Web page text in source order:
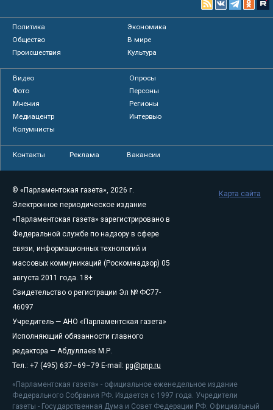
Политика
Экономика
Общество
В мире
Происшествия
Культура
Видео
Опросы
Фото
Персоны
Мнения
Регионы
Медиацентр
Интервью
Колумнисты
Контакты Реклама Вакансии
© «Парламентская газета», 2026 г.
Электронное периодическое издание
«Парламентская газета» зарегистрировано в
Федеральной службе по надзору в сфере
связи, информационных технологий и
массовых коммуникаций (Роскомнадзор) 05
августа 2011 года. 18+
Свидетельство о регистрации Эл № ФС77-
46097
Учредитель — АНО «Парламентская газета»
Исполняющий обязанности главного
редактора — Абдуллаев М.Р.
Тел.: +7 (495) 637–69–79 E-mail: pg@pnp.ru
«Парламентская газета» - официальное еженедельное издание
Федерального Собрания РФ. Издается с 1997 года. Учредители
газеты - Государственная Дума и Совет Федерации РФ. Официальный
Карта сайта